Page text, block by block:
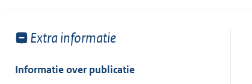
Toon
van:
Extra informatie
Informatie over publicatie